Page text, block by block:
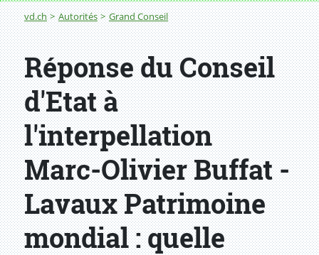
Fil d'Ariane
vd.ch Autorités Grand Conseil
Réponse du Conseil
d'Etat à
l'interpellation
Marc-Olivier Buffat -
Lavaux Patrimoine
mondial : quelle